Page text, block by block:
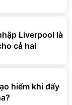
Liverpool là
cả hai
hiểm khi đẩy